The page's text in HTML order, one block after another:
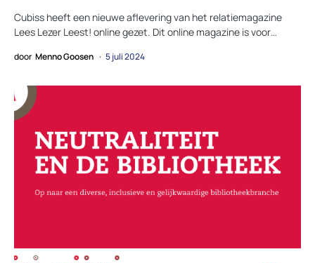
Cubiss heeft een nieuwe aflevering van het relatiemagazine
Lees Lezer Leest! online gezet. Dit online magazine is voor…
door Menno Goosen 5 juli 2024